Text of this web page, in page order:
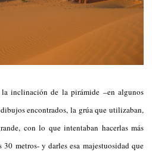
la inclinación de la pirámide –en algunos
encontrados, la grúa que utilizaban,
con lo que intentaban hacerlas más
metros- y darles esa majestuosidad que